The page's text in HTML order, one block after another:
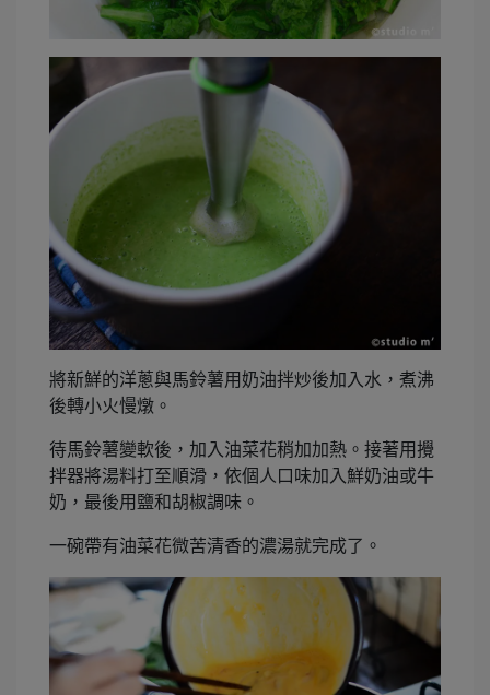
將新鮮的洋蔥與馬鈴薯用奶油拌炒後加入水，煮沸
後轉小火慢燉。
待馬鈴薯變軟後，加入油菜花稍加加熱。接著用攪
拌器將湯料打至順滑，依個人口味加入鮮奶油或牛
奶，最後用鹽和胡椒調味。
一碗帶有油菜花微苦清香的濃湯就完成了。